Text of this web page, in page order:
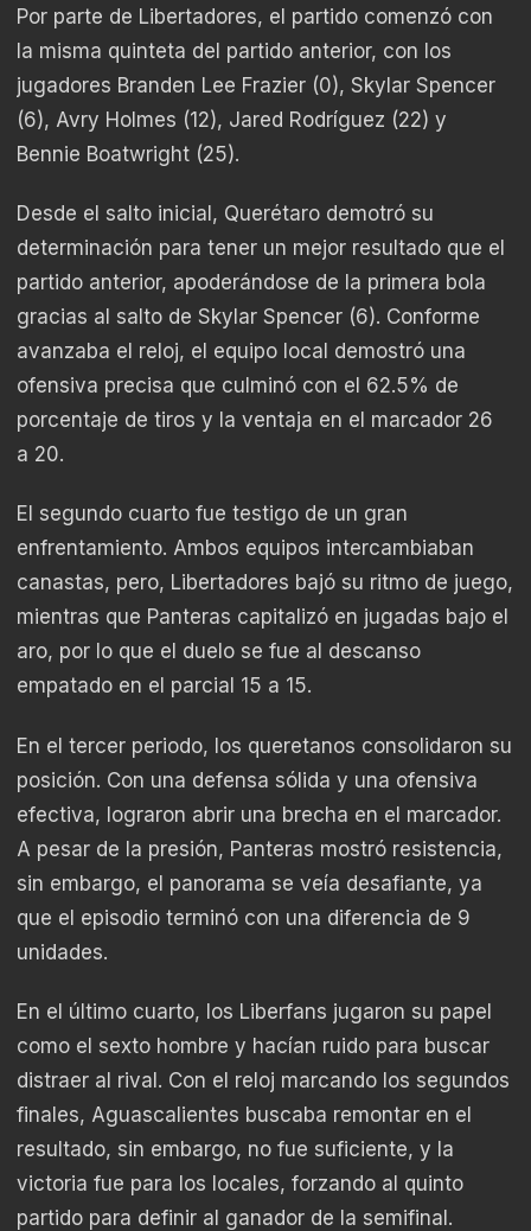
Por parte de Libertadores, el partido comenzó con
la misma quinteta del partido anterior, con los
jugadores Branden Lee Frazier (0), Skylar Spencer
(6), Avry Holmes (12), Jared Rodríguez (22) y
Bennie Boatwright (25).
Desde el salto inicial, Querétaro demotró su
determinación para tener un mejor resultado que el
partido anterior, apoderándose de la primera bola
gracias al salto de Skylar Spencer (6). Conforme
avanzaba el reloj, el equipo local demostró una
ofensiva precisa que culminó con el 62.5% de
porcentaje de tiros y la ventaja en el marcador 26
a 20.
El segundo cuarto fue testigo de un gran
enfrentamiento. Ambos equipos intercambiaban
canastas, pero, Libertadores bajó su ritmo de juego,
mientras que Panteras capitalizó en jugadas bajo el
aro, por lo que el duelo se fue al descanso
empatado en el parcial 15 a 15.
En el tercer periodo, los queretanos consolidaron su
posición. Con una defensa sólida y una ofensiva
efectiva, lograron abrir una brecha en el marcador.
A pesar de la presión, Panteras mostró resistencia,
sin embargo, el panorama se veía desafiante, ya
que el episodio terminó con una diferencia de 9
unidades.
En el último cuarto, los Liberfans jugaron su papel
como el sexto hombre y hacían ruido para buscar
distraer al rival. Con el reloj marcando los segundos
finales, Aguascalientes buscaba remontar en el
resultado, sin embargo, no fue suficiente, y la
victoria fue para los locales, forzando al quinto
partido para definir al ganador de la semifinal.